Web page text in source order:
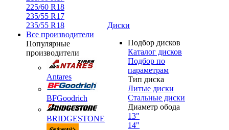
225/60 R18
235/55 R17
235/55 R18
Все производители
Популярные
производители
Antares
BFGoodrich
BRIDGESTONE
Диски
Подбор дисков
Каталог дисков
Подбор по
параметрам
Тип диска
Литые диски
Стальные диски
Диаметр обода
13"
14"